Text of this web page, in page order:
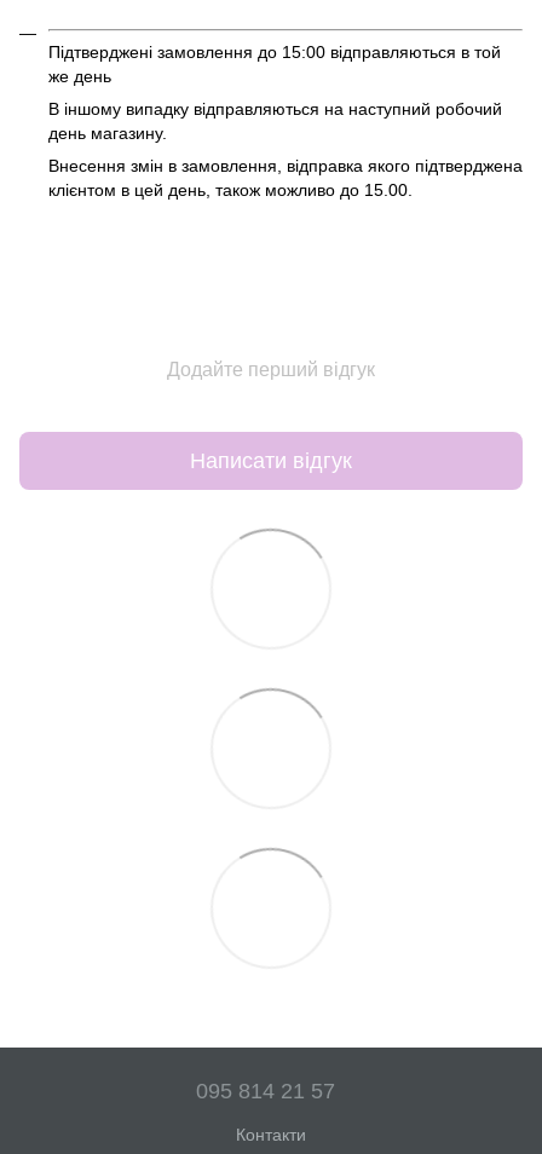
Підтверджені замовлення до 15:00 відправляються в той
же день
В іншому випадку відправляються на наступний робочий
день магазину.
Внесення змін в замовлення, відправка якого підтверджена
клієнтом в цей день, також можливо до 15.00.
Додайте перший відгук
Написати відгук
095 814 21 57
Контакти